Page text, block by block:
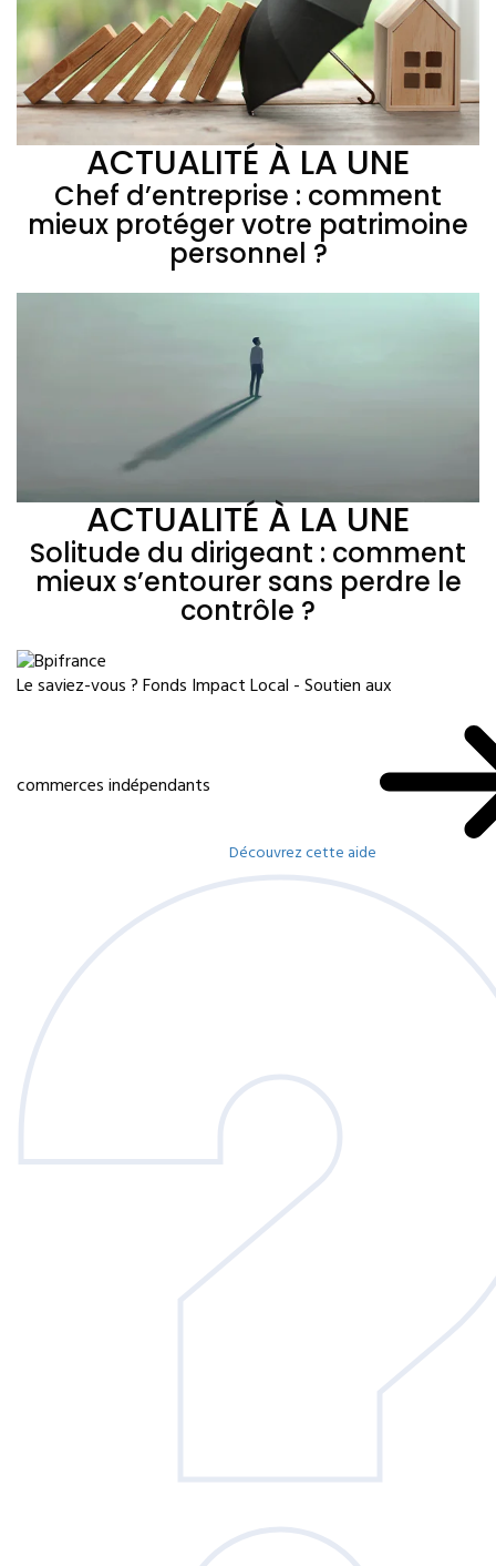
ACTUALITÉ À LA UNE
Chef d’entreprise : comment
mieux protéger votre patrimoine
personnel ?
ACTUALITÉ À LA UNE
Solitude du dirigeant : comment
mieux s’entourer sans perdre le
contrôle ?
Le saviez-vous ?Fonds Impact Local - Soutien aux
commerces indépendants
Découvrez cette aide